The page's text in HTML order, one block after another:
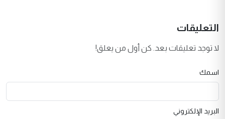
التعليقات
لا توجد تعليقات بعد. كن أول من يعلق!
اسمك
البريد الإلكتروني